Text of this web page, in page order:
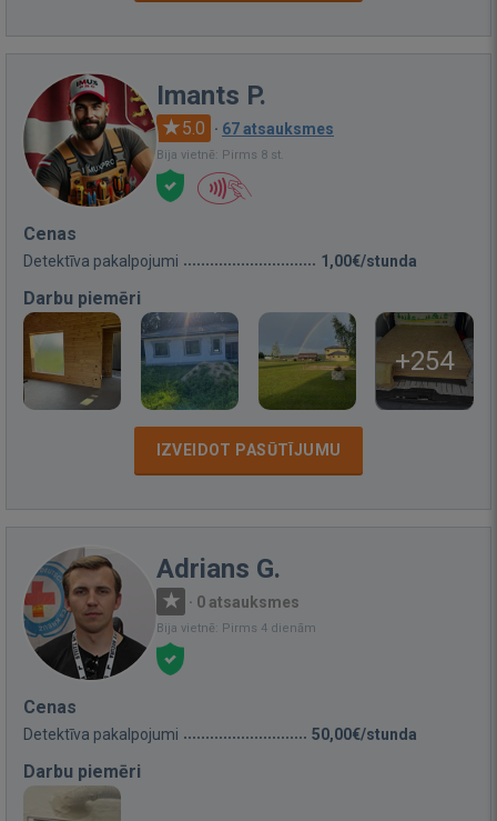
Imants P.
5.0 · 67 atsauksmes
Bija vietnē: Pirms 8 st.
Cenas
Detektīva pakalpojumi 1,00€/stunda
Darbu piemēri
+254
IZVEIDOT PASŪTĪJUMU
Adrians G.
· 0 atsauksmes
Bija vietnē: Pirms 4 dienām
Cenas
Detektīva pakalpojumi 50,00€/stunda
Darbu piemēri